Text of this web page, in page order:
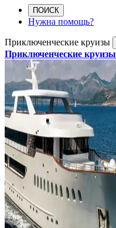
ПОИСК
Нужна помощь?
Приключенческие круизы
Приключенческие круизы